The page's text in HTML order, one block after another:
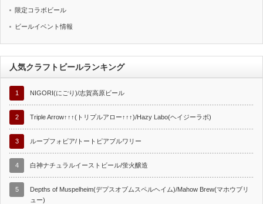
限定コラボビール
ビールイベント情報
人気クラフトビールランキング
1 NIGORI(にごり)/志賀高原ビール
2 Triple Arrow↑↑↑(トリプルアロー↑↑↑)/Hazy Labo(ヘイジーラボ)
3 ループフォビア/トートピアブルワリー
4 白神ナチュラルイーストビール/蛍火醸造
5
Depths of Muspelheim(デプスオブムスペルヘイム)/Mahow Brew(マホウブリ
ュー)